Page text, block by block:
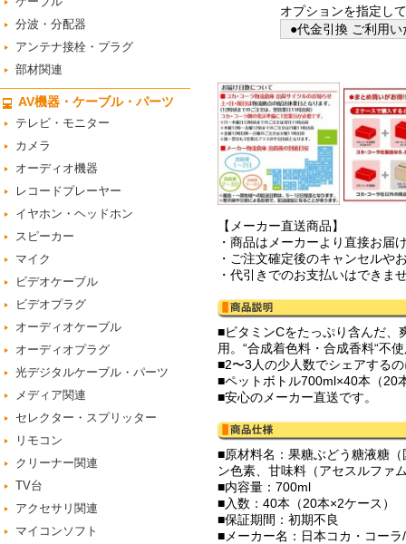
分波・分配器
アンテナ接栓・プラグ
部材関連
AV機器・ケーブル・パーツ
テレビ・モニター
カメラ
オーディオ機器
レコードプレーヤー
イヤホン・ヘッドホン
スピーカー
マイク
ビデオケーブル
ビデオプラグ
オーディオケーブル
オーディオプラグ
光デジタルケーブル・パーツ
メディア関連
セレクター・スプリッター
リモコン
クリーナー関連
TV台
アクセサリ関連
マイコンソフト
オプションを指定し
●代金引換 ご利用
【メーカー直送商品】
・商品はメーカーより直接お届
・ご注文確定後のキャンセルや
・代引きでのお支払いはできま
■ビタミンCをたっぷり含んだ、
用。“合成着色料・合成香料“不
■2〜3人の少人数でシェアする
■ペットボトル700ml×40本（20
■安心のメーカー直送です。
■原材料名：果糖ぶどう糖液糖
ン色素、甘味料（アセスルファ
■内容量：700ml
■入数：40本（20本×2ケース）
■保証期間：初期不良
■メーカー名：日本コカ・コー